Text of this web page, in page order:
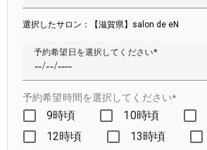
選択したサロン：【滋賀県】salon de eN
予約希望日を選択してください
予約希望時間を選択してください*
9時頃 10時頃
12時頃
13時頃